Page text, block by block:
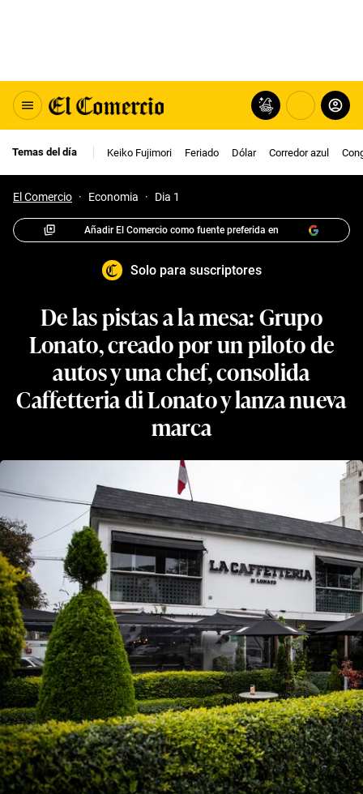
Temas del día Keiko Fujimori Feriado Dólar Corredor azul
El Comercio · Economia · Dia 1
Añadir El Comercio como fuente preferida en
Solo para suscriptores
De las pistas a la mesa: Grupo
Lonato, creado por un piloto de
autos y una chef, consolida
Caffetteria di Lonato y lanza nueva
marca